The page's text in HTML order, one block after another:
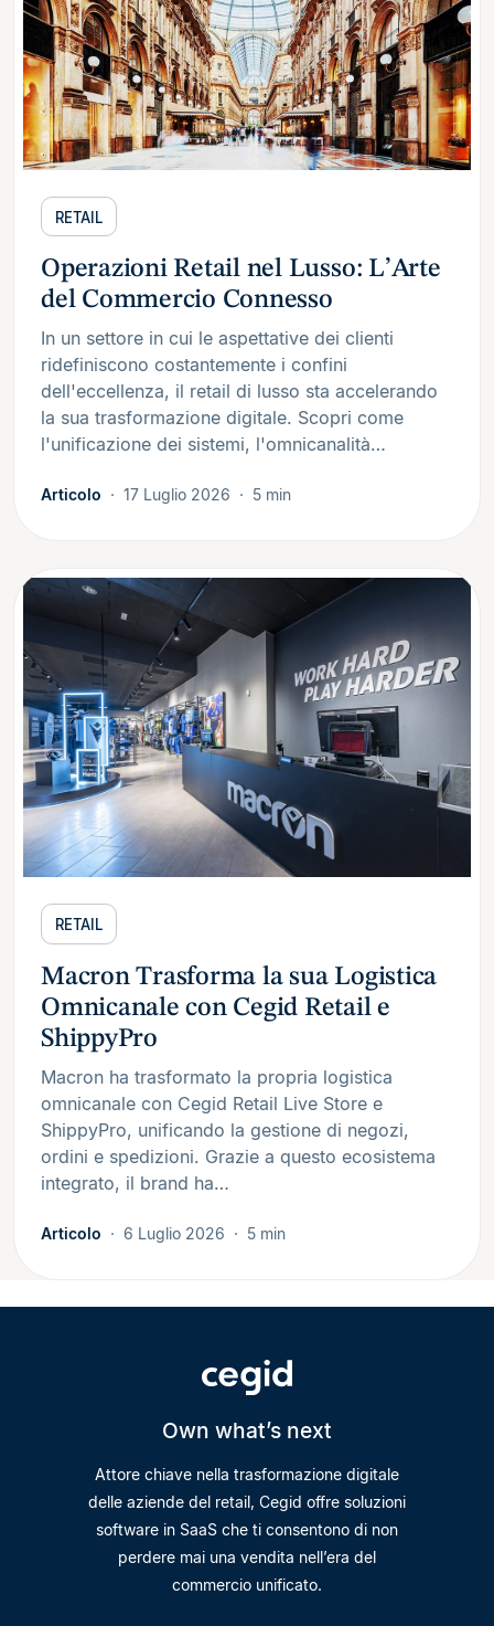
RETAIL
Operazioni Retail nel Lusso: L’Arte
del Commercio Connesso
In un settore in cui le aspettative dei clienti
ridefiniscono costantemente i confini
dell'eccellenza, il retail di lusso sta accelerando
la sua trasformazione digitale. Scopri come
l'unificazione dei sistemi, l'omnicanalità…
Articolo 17 Luglio 2026 5 min
RETAIL
Macron Trasforma la sua Logistica
Omnicanale con Cegid Retail e
ShippyPro
Macron ha trasformato la propria logistica
omnicanale con Cegid Retail Live Store e
ShippyPro, unificando la gestione di negozi,
ordini e spedizioni. Grazie a questo ecosistema
integrato, il brand ha…
Articolo 6 Luglio 2026 5 min
Own what’s next
Attore chiave nella trasformazione digitale
delle aziende del retail, Cegid offre soluzioni
software in SaaS che ti consentono di non
perdere mai una vendita nell’era del
commercio unificato.